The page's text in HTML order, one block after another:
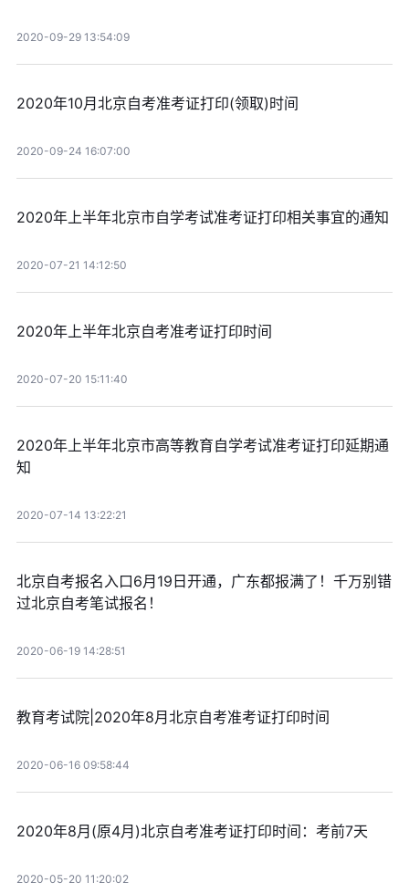
2020-09-29 13:54:09
2020年10月北京自考准考证打印(领取)时间
2020-09-24 16:07:00
2020年上半年北京市自学考试准考证打印相关事宜的通知
2020-07-21 14:12:50
2020年上半年北京自考准考证打印时间
2020-07-20 15:11:40
2020年上半年北京市高等教育自学考试准考证打印延期通
知
2020-07-14 13:22:21
北京自考报名入口6月19日开通，广东都报满了！千万别错
过北京自考笔试报名！
2020-06-19 14:28:51
教育考试院|2020年8月北京自考准考证打印时间
2020-06-16 09:58:44
2020年8月(原4月)北京自考准考证打印时间：考前7天
2020-05-20 11:20:02